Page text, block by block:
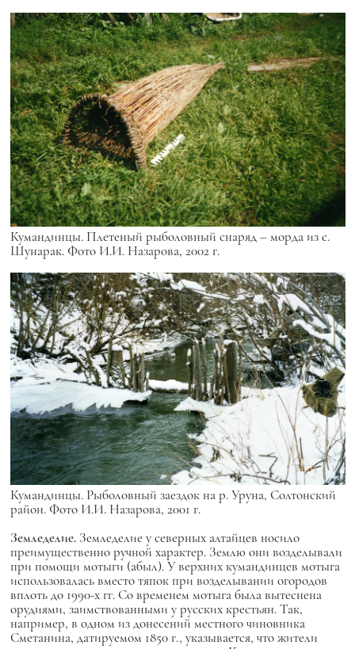
Кумандинцы. Плетеный рыболовный снаряд – морда из с.
Шунарак. Фото И.И. Назарова, 2002 г.
Кумандинцы. Рыболовный заездок на р. Уруна, Солтонский
район. Фото И.И. Назарова, 2001 г.
Земледелие. Земледелие у северных алтайцев носило
преимущественно ручной характер. Землю они возделывали
при помощи мотыги (абыл). У верхних кумандинцев мотыга
использовалась вместо тяпок при возделывании огородов
вплоть до 1990-х гг. Со временем мотыга была вытеснена
орудиями, заимствованными у русских крестьян. Так,
например, в одном из донесений местного чиновника
Сметанина, датируемом 1850 г., указывается, что жители